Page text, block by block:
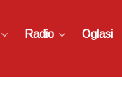
Radio Oglasi